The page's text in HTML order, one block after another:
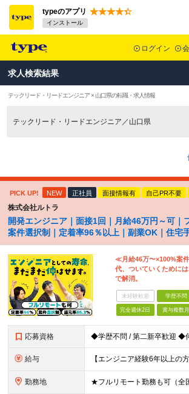
typeのアプリ
インストール
ログイン
求人検索結果
テックリード・リードエンジニア × 山口県の転職・求人情報
テックリード・リードエンジニア／山口県
PICK UP! NEW 正社員 面接情報有 自己PR不要
株式会社ルトラ
開発エンジニア｜面接1回｜月給46万円～可｜
案件選択制｜定着率96％以上｜副業OK｜住宅
≪月給46万〜×100%案
代、ついていくために
で解消。
未経験歓迎 学歴不問
完全週休2日 賞与複数月
応募資格
給与
勤務地